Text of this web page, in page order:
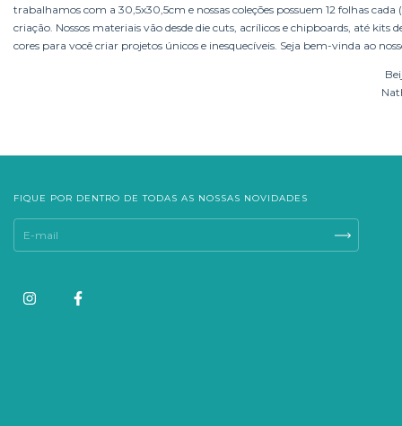
trabalhamos com a 30,5x30,5cm e nossas coleções possuem 12 folhas
criação. Nossos materiais vão desde die cuts, acrílicos e chipboards, até
cores para você criar projetos únicos e inesquecíveis. Seja bem-vinda ao
FIQUE POR DENTRO DE TODAS AS NOSSAS NOVIDADES